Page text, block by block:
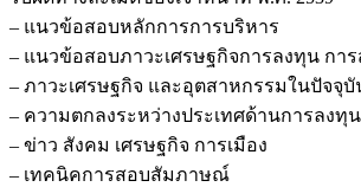
– แนวข้อสอบหลักการการบริหาร
– แนวข้อสอบภาวะเศรษฐกิจการลงทุน กา
– ภาวะเศรษฐกิจ และอุตสาหกรรมในปัจจุบั
– ความตกลงระหว่างประเทศด้านการลงทุน
– ข่าว สังคม เศรษฐกิจ การเมือง
– เทคนิคการสอบสัมภาษณ์